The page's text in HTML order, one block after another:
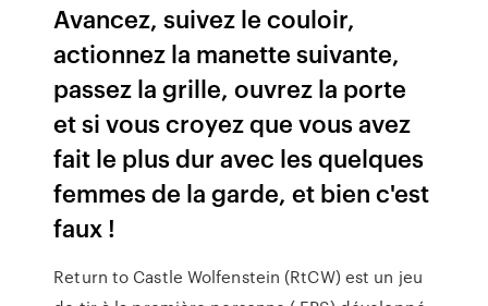
Avancez, suivez le couloir,
actionnez la manette suivante,
passez la grille, ouvrez la porte
et si vous croyez que vous avez
fait le plus dur avec les quelques
femmes de la garde, et bien c'est
faux !
Return to Castle Wolfenstein (RtCW) est un jeu